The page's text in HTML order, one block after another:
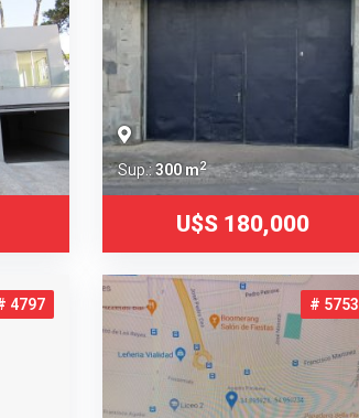
Sup.:300 m2
U$S 180,000
4797 # 5753